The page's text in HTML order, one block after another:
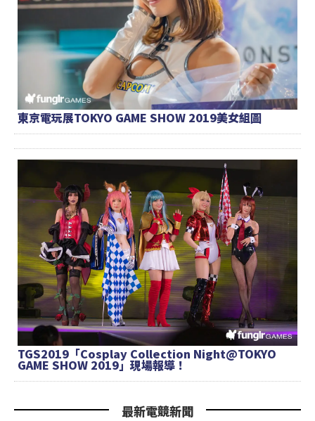
東京電玩展TOKYO GAME SHOW 2019美女組圖
TGS2019「Cosplay Collection Night@TOKYO
GAME SHOW 2019」現場報導！
最新電競新聞